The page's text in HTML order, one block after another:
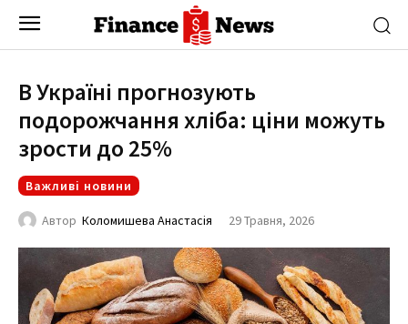
В Україні прогнозують
подорожчання хліба: ціни можуть
зрости до 25%
Важливі новини
Автор Коломишева Анастасія 29 Травня, 2026